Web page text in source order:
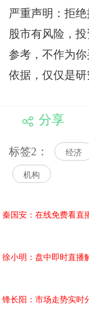
严重声明：拒
股市有风险，
参考，不作为
依据，仅仅是研
分享
标签2： 经济
机构
秦国安：在线免费看直
徐小明：盘中即时直播
锋长阳：市场走势实时